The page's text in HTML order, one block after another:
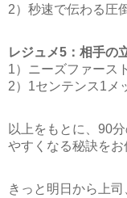
2）秒速で伝わる圧
レジュメ5：相手の
1）ニーズファース
2）1センテンス1メ
以上をもとに、90
やすくなる秘訣をお
きっと明日から上